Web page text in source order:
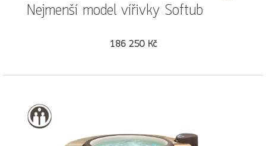
Nejmenší model vířivky Softub
186 250 Kč